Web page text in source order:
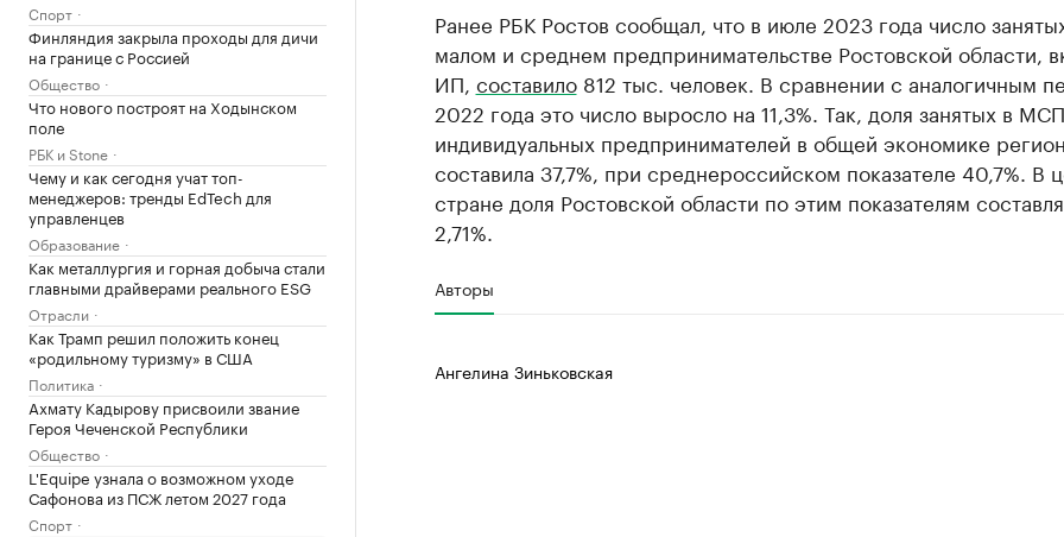
Спорт
Финляндия закрыла проходы для дичи
на границе с Россией
Общество
Что нового построят на Ходынском
поле
РБК и Stone
Чему и как сегодня учат топ-
менеджеров: тренды EdTech для
управленцев
Образование
Как металлургия и горная добыча стали
главными драйверами реального ESG
Отрасли
Как Трамп решил положить конец
«родильному туризму» в США
Политика
Ахмату Кадырову присвоили звание
Героя Чеченской Республики
Общество
L'Equipe узнала о возможном уходе
Сафонова из ПСЖ летом 2027 года
Спорт
Ранее РБК Ростов сообщал, что в июле 2023 года число
малом и среднем предпринимательстве Ростовской области,
ИП, составило812 тыс. человек. В сравнении с аналогичным
2022 года это число выросло на 11,3%. Так, доля занятых в
индивидуальных предпринимателей в общей экономике
составила 37,7%, при среднероссийском показателе 40,7%. В
стране доля Ростовской области по этим показателям
2,71%.
Авторы
Ангелина Зиньковская